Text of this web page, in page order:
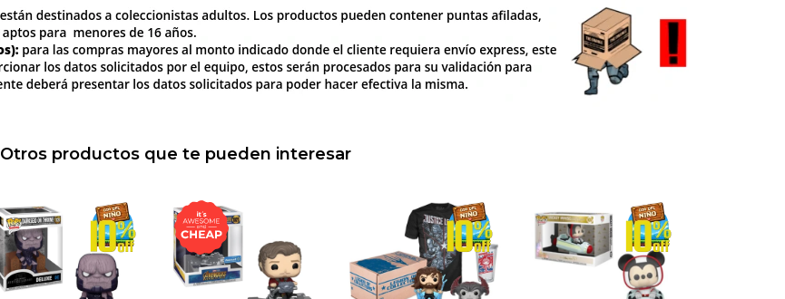
Otros productos que te pueden interesar